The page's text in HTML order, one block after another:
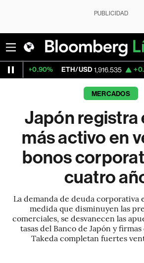
PUBLICIDAD
ETH/USD 1,916.535 +0.56% Visa
MERCADOS
Japón registra
más activo en
bonos
cuatro
La demanda de deuda corporativa
medida que disminuyen las
comerciales, se desvanecen las
tasas del Banco de Japón y
Takeda completan fuertes